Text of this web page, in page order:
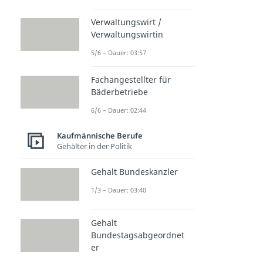
Verwaltungswirt /
Verwaltungswirtin
5/6 – Dauer: 03:57
Fachangestellter für
Bäderbetriebe
6/6 – Dauer: 02:44
Kaufmännische Berufe
Gehälter in der Politik
Gehalt Bundeskanzler
1/3 – Dauer: 03:40
Gehalt
Bundestagsabgeordnet
er